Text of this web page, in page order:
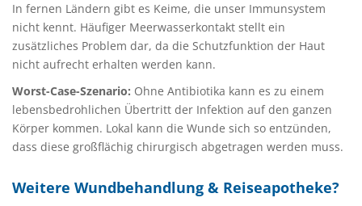
In fernen Ländern gibt es Keime, die unser Immunsystem
nicht kennt. Häufiger Meerwasserkontakt stellt ein
zusätzliches Problem dar, da die Schutzfunktion der Haut
nicht aufrecht erhalten werden kann.
Worst-Case-Szenario: Ohne Antibiotika kann es zu einem
lebensbedrohlichen Übertritt der Infektion auf den ganzen
Körper kommen. Lokal kann die Wunde sich so entzünden,
dass diese großflächig chirurgisch abgetragen werden muss.
Weitere Wundbehandlung & Reiseapotheke?